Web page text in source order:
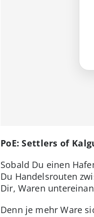
PoE: Settlers of
Sobald Du einen
Du Handelsrouten
Dir, Waren
Denn je mehr Ware